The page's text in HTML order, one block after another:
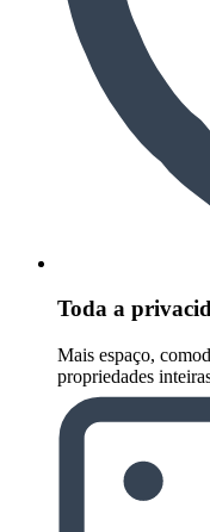
Toda a
Mais espaço,
propriedades